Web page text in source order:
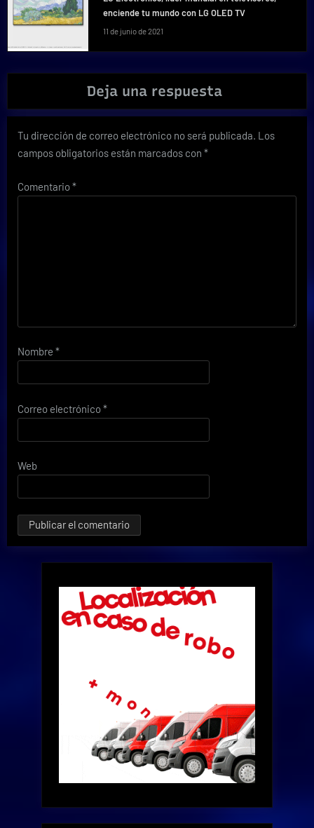
enciende tu mundo con LG OLED TV
11 de junio de 2021
Deja una respuesta
Tu dirección de correo electrónico no será publicada. Los
campos obligatorios están marcados con *
Comentario*
Nombre *
Correo electrónico*
Web